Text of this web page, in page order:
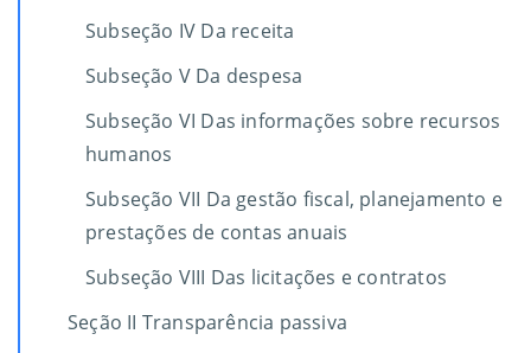
Subseção IV Da receita
Subseção V Da despesa
Subseção VI Das informações sobre recursos
humanos
Subseção VII Da gestão fiscal, planejamento e
prestações de contas anuais
Subseção VIII Das licitações e contratos
Seção II Transparência passiva